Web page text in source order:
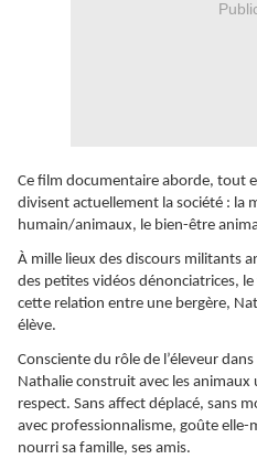
Ce film documentaire aborde, tout
divisent actuellement la société : la
humain/animaux, le bien-être
À mille lieux des discours militants
des petites vidéos dénonciatrices, le
cette relation entre une bergère,
élève.
Consciente du rôle de l’éleveur
Nathalie construit avec les
respect. Sans affect déplacé, sans
avec professionnalisme, goûte elle-
nourri sa famille, ses amis.